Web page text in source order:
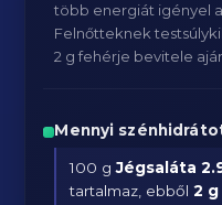
több energiát igényel
Felnőtteknek
2 g fehérje bevitele
Mennyi
100 gJégsaláta
tartalmaz, ebből2